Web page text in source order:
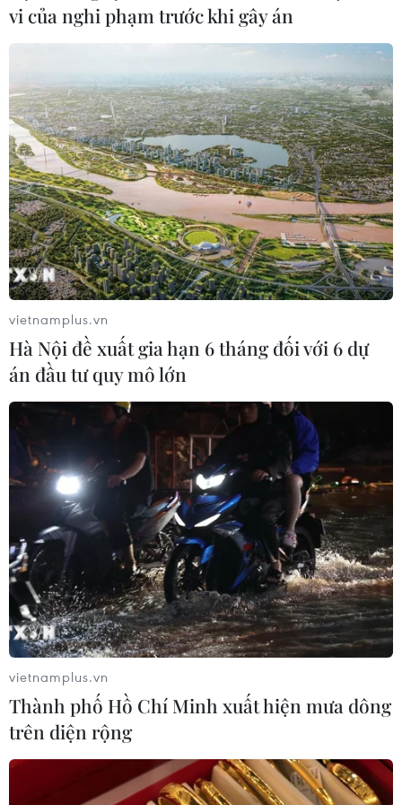
Xây dựng các bến cảng tại Dung Quất
ngang tầm trong khu vực
19/09/2018 02:34
Bí thư Tỉnh ủy Quảng Ngãi yêu cầu Ban quản lý Khu
kinh tế Dung Quất và các KCN Quảng Ngãi chọn nhà
đầu tư thật sự có năng lực, phát triển các bến cảng
Dung Quất ngang tầm các cảng biển lớn ở khu vực.
vi của nghi phạm trước khi gây án
vietnamplus.vn
Hà Nội đề xuất gia hạn 6 tháng đối với 6 dự
án đầu tư quy mô lớn
vietnamplus.vn
Thành phố Hồ Chí Minh xuất hiện mưa dông
trên diện rộng